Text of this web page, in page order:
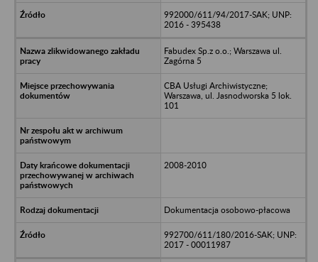
992000/611/94/2017-SAK; UNP:
2016 - 395438
Fabudex Sp.z o.o.; Warszawa ul.
Zagórna 5
CBA Usługi Archiwistyczne;
Warszawa, ul. Jasnodworska 5 lok.
101
2008-2010
Dokumentacja osobowo-płacowa
992700/611/180/2016-SAK; UNP:
2017 - 00011987